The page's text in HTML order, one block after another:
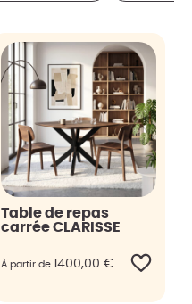
Table de repas
carrée CLARISSE
À partir de 1400,00 €